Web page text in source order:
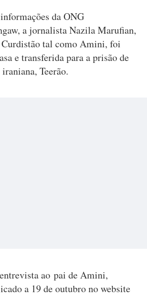
da ONG
a jornalista Nazila Marufian,
tal como Amini, foi
e transferida para a prisão de
Teerão.
ao pai de Amini,
a 19 de outubro no website